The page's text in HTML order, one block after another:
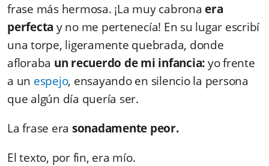
frase más hermosa. ¡La muy cabronaera
perfecta y no me pertenecía! En su lugar escribí
una torpe, ligeramente quebrada, donde
afloraba un recuerdo de mi infancia:yo frente
a un espejo, ensayando en silencio la persona
que algún día quería ser.
La frase era sonadamente peor.
El texto, por fin, era mío.